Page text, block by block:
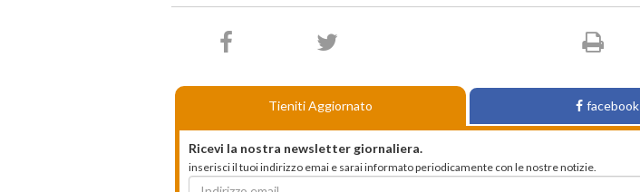
Tieniti Aggiornato facebook
Ricevi la nostra newsletter giornaliera.
inserisci il tuoi indirizzo emai e sarai informato periodicamente con le nostre notizie.